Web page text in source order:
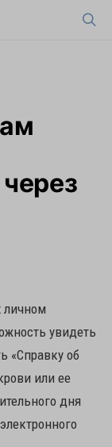
личном
увидеть
«Справку об
или ее
дня